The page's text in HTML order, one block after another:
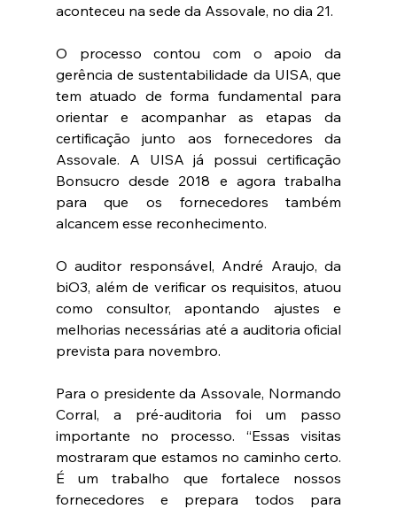
aconteceu na sede da Assovale, no dia 21.
O processo contou com o apoio da
gerência de sustentabilidade da UISA, que
tem atuado de forma fundamental para
orientar e acompanhar as etapas da
certificação junto aos fornecedores da
Assovale. A UISA já possui certificação
Bonsucro desde 2018 e agora trabalha
para que os fornecedores também
alcancem esse reconhecimento.
O auditor responsável, André Araujo, da
biO3, além de verificar os requisitos, atuou
como consultor, apontando ajustes e
melhorias necessárias até a auditoria oficial
prevista para novembro.
Para o presidente da Assovale, Normando
Corral, a pré-auditoria foi um passo
importante no processo. “Essas visitas
mostraram que estamos no caminho certo.
É um trabalho que fortalece nossos
fornecedores e prepara todos para